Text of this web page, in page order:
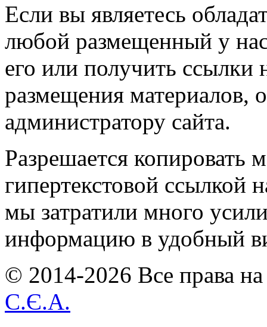
Если вы являетесь
любой размещенный у
его или получить ссылки
размещения материалов,
администратору сайта.
Разрешается копировать
гипертекстовой ссылкой
мы затратили много
информацию в удобный
© 2014-2026 Все права
С.Є.А.